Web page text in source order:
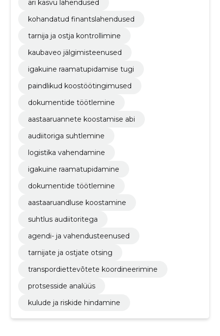
äri kasvu lahendused
kohandatud finantslahendused
tarnija ja ostja kontrollimine
kaubaveo jälgimisteenused
igakuine raamatupidamise tugi
paindlikud koostöötingimused
dokumentide töötlemine
aastaaruannete koostamise abi
audiitoriga suhtlemine
logistika vahendamine
igakuine raamatupidamine
dokumentide töötlemine
aastaaruandluse koostamine
suhtlus audiitoritega
agendi- ja vahendusteenused
tarnijate ja ostjate otsing
transpordiettevõtete koordineerimine
protsesside analüüs
kulude ja riskide hindamine